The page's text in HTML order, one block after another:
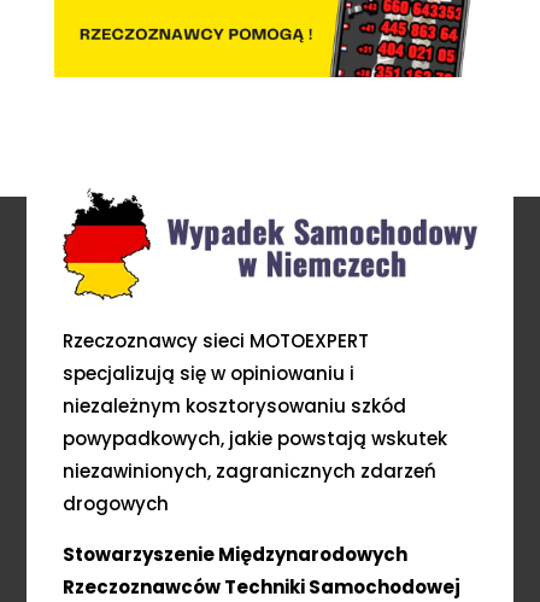
Rzeczoznawcy sieci MOTOEXPERT
specjalizują się w opiniowaniu i
niezależnym kosztorysowaniu szkód
powypadkowych, jakie powstają wskutek
niezawinionych, zagranicznych zdarzeń
drogowych
Stowarzyszenie Międzynarodowych
Rzeczoznawców Techniki Samochodowej